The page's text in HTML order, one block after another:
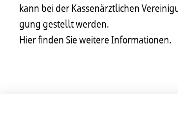
kann bei der Kassen­ärzt­li­chen
gung gestellt werden.
Hier finden Sie weitere Infor­ma­ti­o­nen.